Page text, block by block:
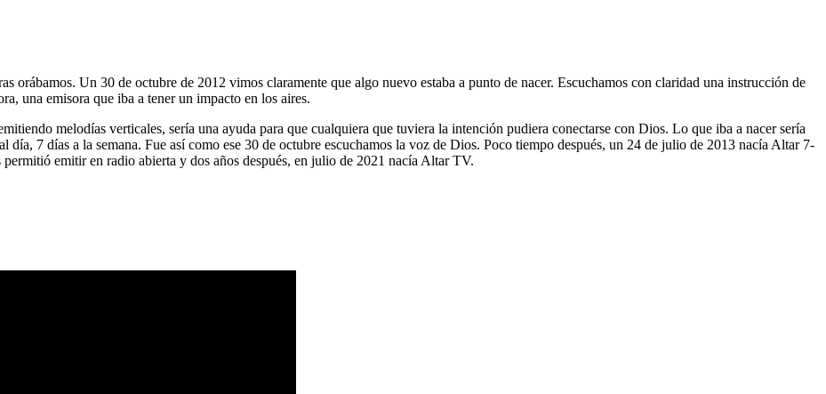
orábamos. Un 30 de octubre de 2012 vimos claramente que algo nuevo estaba a punto de nacer. Escuchamos con claridad una instrucción de
una emisora que iba a tener un impacto en los aires.
melodías verticales, sería una ayuda para que cualquiera que tuviera la intención pudiera conectarse con Dios. Lo que iba a nacer sería
día, 7 días a la semana. Fue así como ese 30 de octubre escuchamos la voz de Dios. Poco tiempo después, un 24 de julio de 2013 nacía Altar 7-
emitir en radio abierta y dos años después, en julio de 2021 nacía Altar TV.